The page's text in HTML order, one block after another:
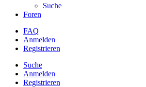
Suche
Foren
FAQ
Anmelden
Registrieren
Suche
Anmelden
Registrieren